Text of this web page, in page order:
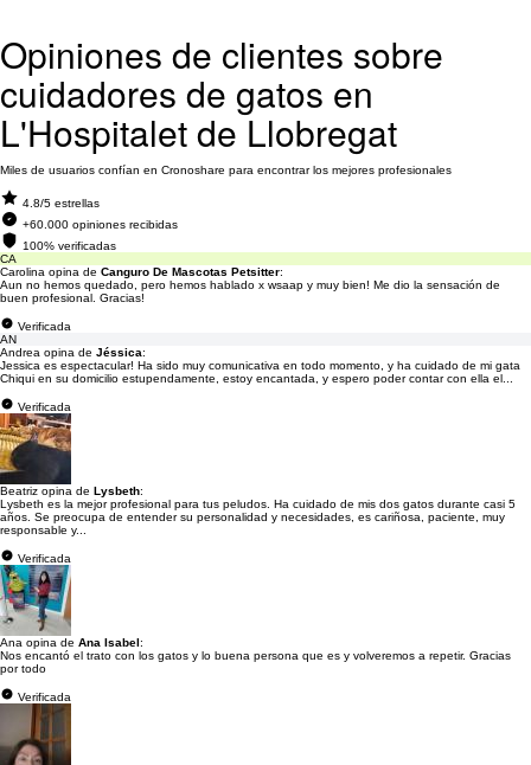
Opiniones de clientes sobre
cuidadores de gatos en
L'Hospitalet de Llobregat
Miles de usuarios confían en Cronoshare para encontrar los mejores profesionales
4.8/5 estrellas
+60.000 opiniones recibidas
100% verificadas
CA
Carolina opina de Canguro De Mascotas Petsitter:
Aun no hemos quedado, pero hemos hablado x wsaap y muy bien! Me dio la sensación de
buen profesional. Gracias!
Verificada
AN
Andrea opina de Jéssica:
Jessica es espectacular! Ha sido muy comunicativa en todo momento, y ha cuidado de mi gata
Chiqui en su domicilio estupendamente, estoy encantada, y espero poder contar con ella el...
Verificada
Beatriz opina de Lysbeth:
Lysbeth es la mejor profesional para tus peludos. Ha cuidado de mis dos gatos durante casi 5
años. Se preocupa de entender su personalidad y necesidades, es cariñosa, paciente, muy
responsable y...
Verificada
Ana opina de Ana Isabel:
Nos encantó el trato con los gatos y lo buena persona que es y volveremos a repetir. Gracias
por todo
Verificada